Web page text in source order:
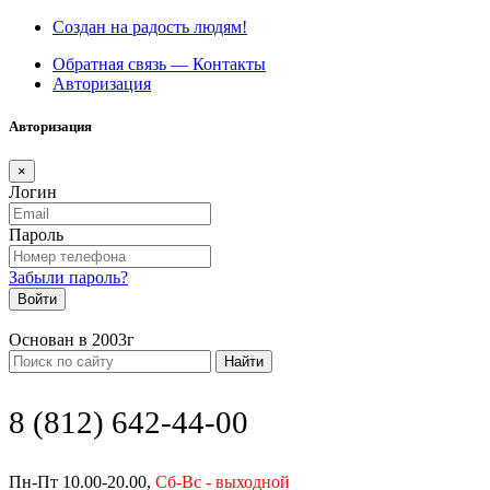
Создан на радость людям!
Обратная связь — Контакты
Авторизация
Авторизация
×
Логин
Пароль
Забыли пароль?
Войти
Основан в 2003г
Найти
8 (812) 642-44-00
Пн-Пт 10.00-20.00, Сб-Вс - выходной